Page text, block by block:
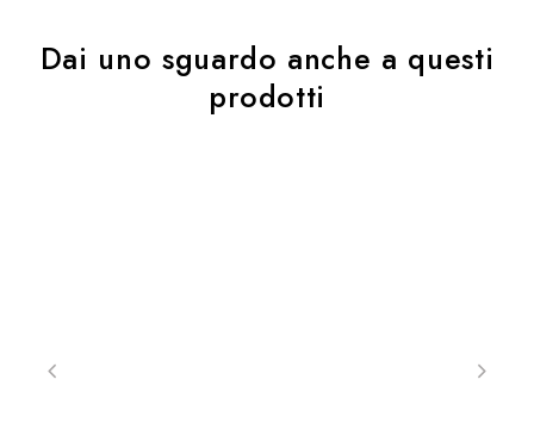
Dai uno sguardo anche a questi
prodotti